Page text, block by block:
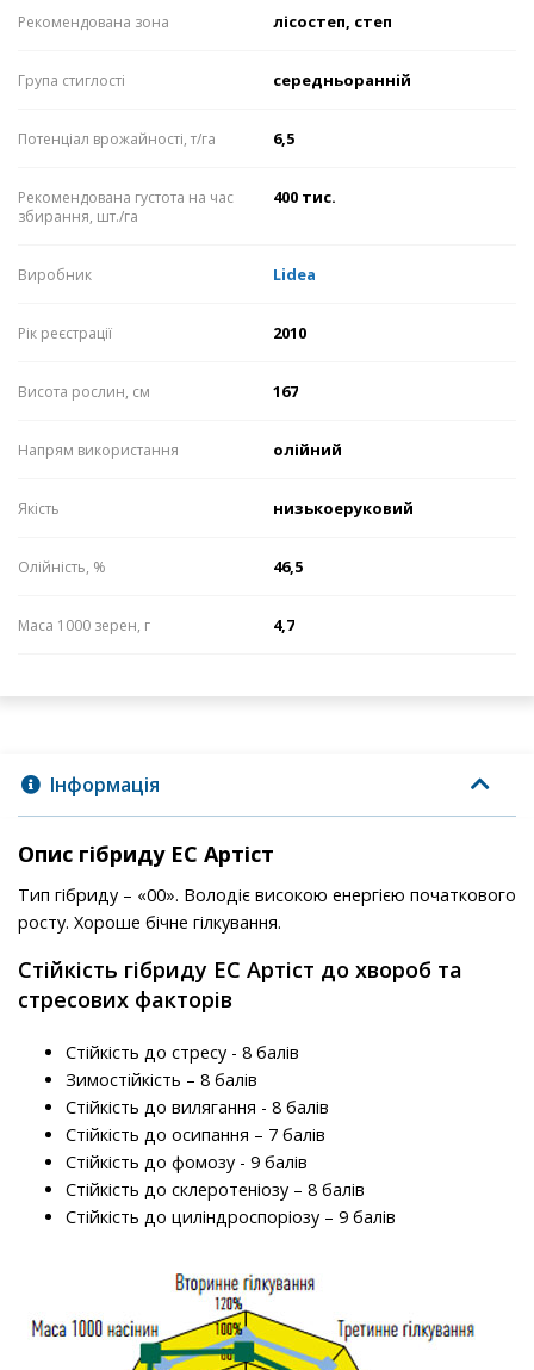
Рекомендована зона лісостеп, степ
Група стиглості середньоранній
Потенціал врожайності, т/га 6,5
Рекомендована густота на час
збирання, шт./га
400 тис.
Виробник Lidea
Рік реєстрації 2010
Висота рослин, см 167
Напрям використання олійний
Якість низькоеруковий
Олійність, % 46,5
Маса 1000 зерен, г 4,7
Інформація
Опис гібриду ЕС Артіст
Тип гібриду – «00». Володіє високою енергією початкового
росту. Хороше бічне гілкування.
Стійкість гібриду ЕС Артіст до хвороб та
стресових факторів
Стійкість до стресу - 8 балів
Зимостійкість – 8 балів
Стійкість до вилягання - 8 балів
Стійкість до осипання – 7 балів
Стійкість до фомозу - 9 балів
Стійкість до склеротеніозу – 8 балів
Стійкість до циліндроспоріозу – 9 балів